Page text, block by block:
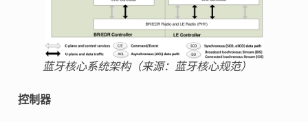
蓝牙核心系统架构（来源：蓝牙核心规范）
控制器